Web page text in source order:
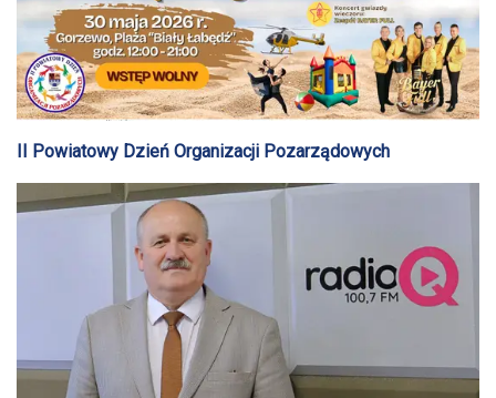
II Powiatowy Dzień Organizacji Pozarządowych